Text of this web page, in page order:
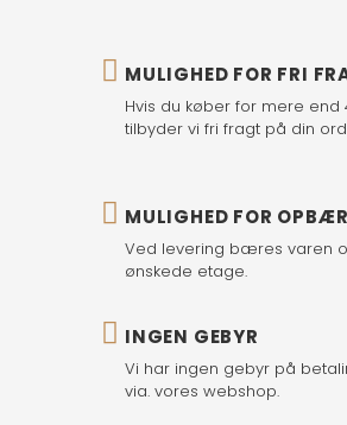
MULIGHED FOR FRI
Hvis du køber for mere end
tilbyder vi fri fragt på din
MULIGHED FOR
Ved levering bæres varen
ønskede etage.
INGEN GEBYR
Vi har ingen gebyr på
via. vores webshop.